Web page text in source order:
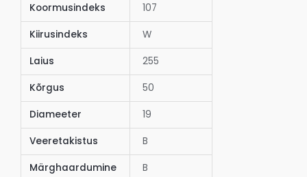
Koormusindeks 107
Kiirusindeks W
Laius 255
Kõrgus 50
Diameeter 19
Veeretakistus B
Märghaardumine B